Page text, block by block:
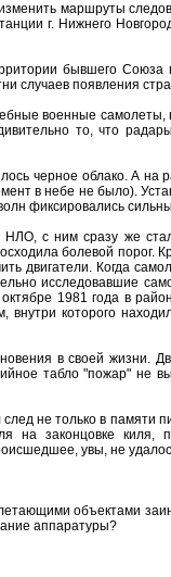
маршруты
г. Нижнего
бывшего Союза
случаев появления
военные
то, что
черное облако. А на
в небе не было).
фиксировались
НЛО, с ним сразу же
болевой порог.
двигатели. Когда
исследовавшие
1981 года в
которого
в своей жизни.
табло "пожар" не
не только в памяти
на законцовке киля,
увы, не
объектами
аппаратуры?